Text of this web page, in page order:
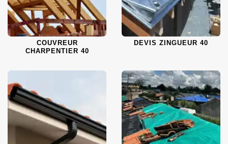
COUVREUR
CHARPENTIER 40
DEVIS ZINGUEUR 40